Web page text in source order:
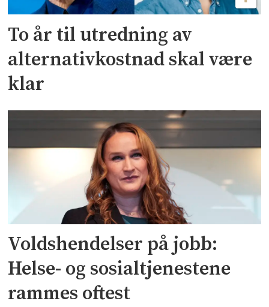
To år til utredning av
alternativkostnad skal være
klar
Voldshendelser på jobb:
Helse- og sosialtjenestene
rammes oftest